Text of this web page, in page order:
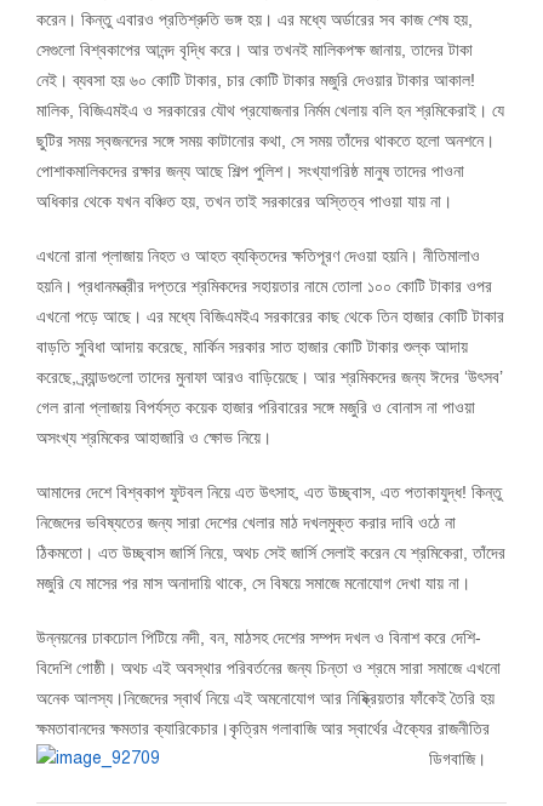
করেন। কিন্তু এবারও প্রতিশ্রুতি ভঙ্গ হয়। এর মধ্যে অর্ডারের সব কাজ শেষ হয়,
সেগুলো বিশ্বকাপের আনন্দ বৃদ্ধি করে। আর তখনই মালিকপক্ষ জানায়, তাদের টাকা
নেই। ব্যবসা হয় ৬০ কোটি টাকার, চার কোটি টাকার মজুরি দেওয়ার টাকার আকাল!
মালিক, বিজিএমইএ ও সরকারের যৌথ প্রযোজনার নির্মম খেলায় বলি হন শ্রমিকেরাই। যে
ছুটির সময় স্বজনদের সঙ্গে সময় কাটানোর কথা, সে সময় তাঁদের থাকতে হলো অনশনে।
পোশাকমালিকদের রক্ষার জন্য আছে শিল্প পুলিশ। সংখ্যাগরিষ্ঠ মানুষ তাদের পাওনা
অধিকার থেকে যখন বঞ্চিত হয়, তখন তাই সরকারের অস্তিত্ব পাওয়া যায় না।
এখনো রানা প্লাজায় নিহত ও আহত ব্যক্তিদের ক্ষতিপূরণ দেওয়া হয়নি। নীতিমালাও
হয়নি। প্রধানমন্ত্রীর দপ্তরে শ্রমিকদের সহায়তার নামে তোলা ১০০ কোটি টাকার ওপর
এখনো পড়ে আছে। এর মধ্যে বিজিএমইএ সরকারের কাছ থেকে তিন হাজার কোটি টাকার
বাড়তি সুবিধা আদায় করেছে, মার্কিন সরকার সাত হাজার কোটি টাকার শুল্ক আদায়
করেছে, ব্র্যান্ডগুলো তাদের মুনাফা আরও বাড়িয়েছে। আর শ্রমিকদের জন্য ঈদের ‘উৎসব’
গেল রানা প্লাজায় বিপর্যস্ত কয়েক হাজার পরিবারের সঙ্গে মজুরি ও বোনাস না পাওয়া
অসংখ্য শ্রমিকের আহাজারি ও ক্ষোভ নিয়ে।
আমাদের দেশে বিশ্বকাপ ফুটবল নিয়ে এত উৎসাহ, এত উচ্ছ্বাস, এত পতাকাযুদ্ধ! কিন্তু
নিজেদের ভবিষ্যতের জন্য সারা দেশের খেলার মাঠ দখলমুক্ত করার দাবি ওঠে না
ঠিকমতো। এত উচ্ছ্বাস জার্সি নিয়ে, অথচ সেই জার্সি সেলাই করেন যে শ্রমিকেরা, তাঁদের
মজুরি যে মাসের পর মাস অনাদায়ি থাকে, সে বিষয়ে সমাজে মনোযোগ দেখা যায় না।
উন্নয়নের ঢাকঢোল পিটিয়ে নদী, বন, মাঠসহ দেশের সম্পদ দখল ও বিনাশ করে দেশি-
বিদেশি গোষ্ঠী। অথচ এই অবস্থার পরিবর্তনের জন্য চিন্তা ও শ্রমে সারা সমাজে এখনো
অনেক আলস্য।নিজেদের স্বার্থ নিয়ে এই অমনোযোগ আর নিষ্ক্রিয়তার ফাঁকেই তৈরি হয়
ক্ষমতাবানদের ক্ষমতার ক্যারিকেচার।কৃত্রিম গলাবাজি আর স্বার্থের ঐক্যের রাজনীতির
ডিগবাজি।